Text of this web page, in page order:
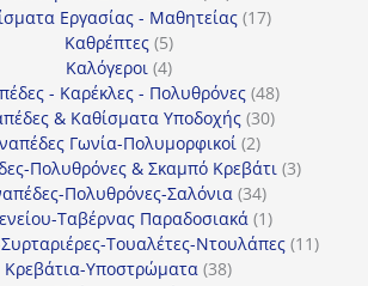
προϊόντα
Εργασίας - Μαθητείας 1717
Καθρέπτες 55
προϊόντα
Καλόγεροι 44
προϊόντα
- Καρέκλες - Πολυθρόνες 4848
προϊόντα
& Καθίσματα Υποδοχής 3030
Γωνία-Πολυμορφικοί 22
προϊόντα
Πολυθρόνες & Σκαμπό Κρεβάτι 33
Πολυθρόνες-Σαλόνια 3434
προϊόντα
Ταβέρνας Παραδοσιακά 11
προϊόν
Τουαλέτες-Ντουλάπες 1111
Κρεβάτια-Υποστρώματα 3838